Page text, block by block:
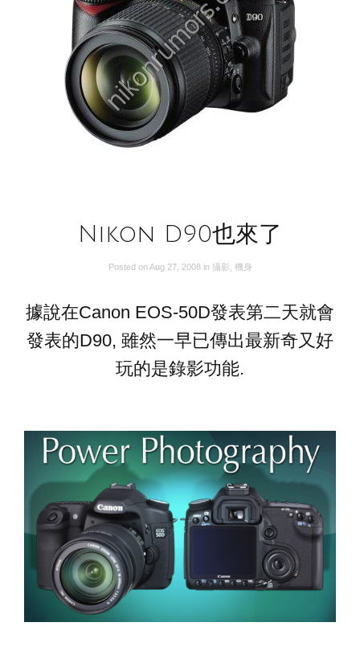
Nikon D90也來了
Posted onAug 27, 2008 in 攝影 機身
據說在Canon EOS-50D發表第二天就會
發表的D90, 雖然一早已傳出最新奇又好
玩的是錄影功能.